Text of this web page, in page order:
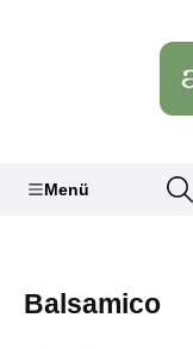
Menü
Balsamico